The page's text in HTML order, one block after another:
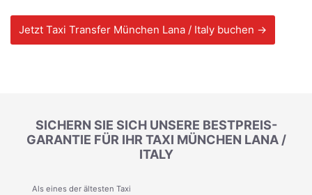
Jetzt Taxi Transfer München Lana / Italy buchen →
SICHERN SIE SICH UNSERE BESTPREIS-
GARANTIE FÜR IHR TAXI MÜNCHEN LANA /
ITALY
Als eines der ältesten Taxi